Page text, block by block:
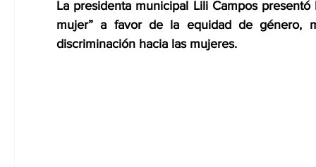
La presidenta municipal Lili Campos
mujer” a favor de la equidad de género,
discriminación hacia las mujeres.